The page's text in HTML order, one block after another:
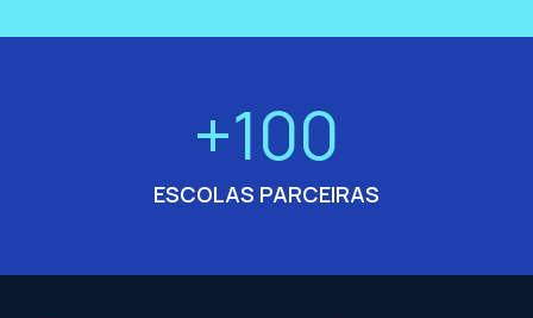
+100
ESCOLAS PARCEIRAS